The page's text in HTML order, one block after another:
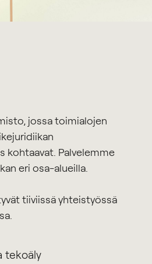
jossa toimialojen
kohtaavat. Palvelemme
eri osa-alueilla.
tiiviissä yhteistyössä
tekoäly